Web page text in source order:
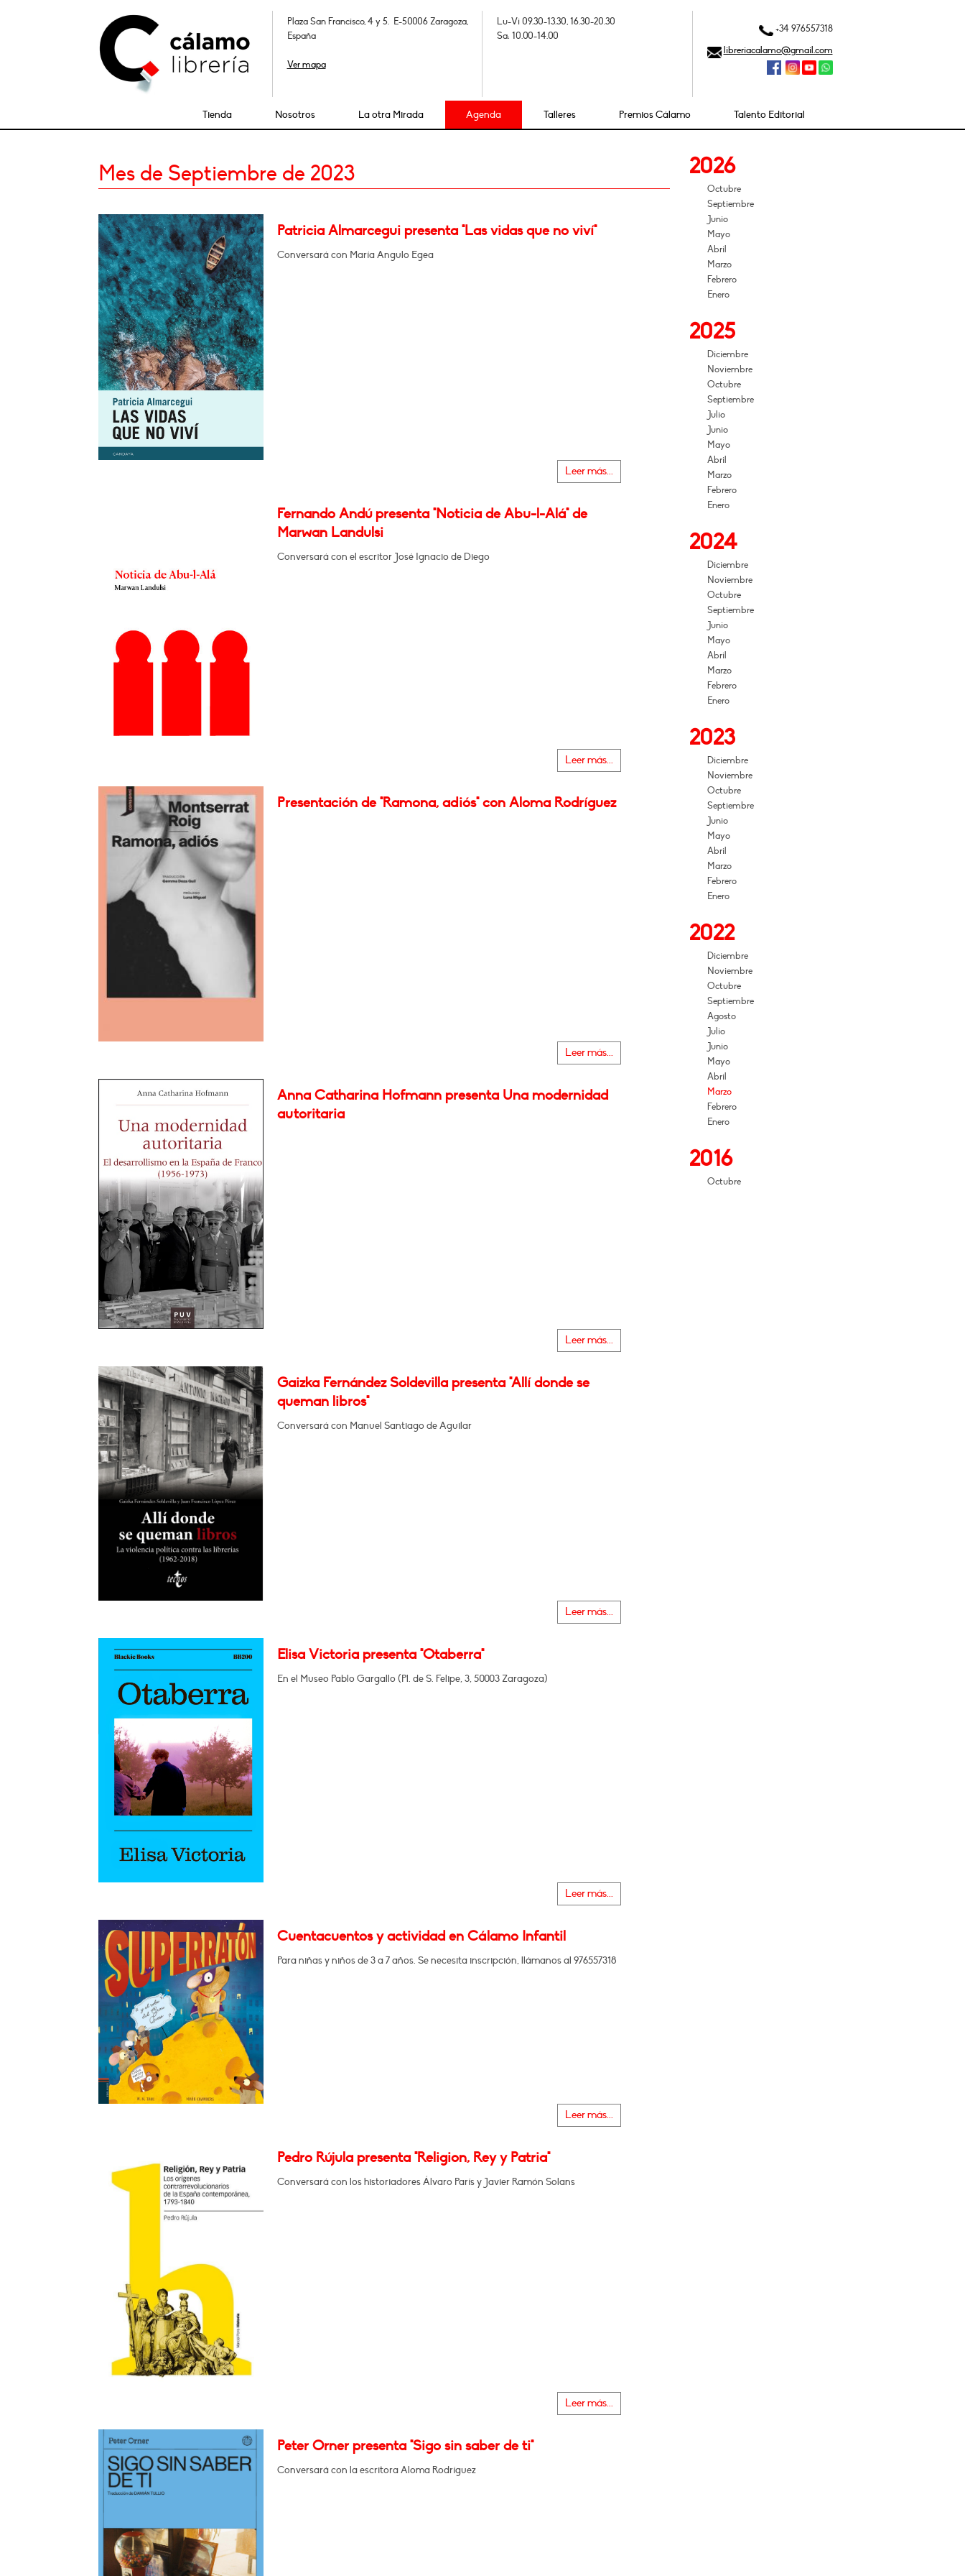
Plaza San Francisco, 4 y 5. E-50006 Zaragoza,
España
Ver mapa
Lu-Vi 09.30-13.30, 16.30-20.30
Sa: 10.00-14.00
+34 976557318
libreriacalamo@gmail.com
Tienda Nosotros La otra Mirada Agenda Talleres Premios Cálamo Talento Editorial
Mes de Septiembre de 2023
Patricia Almarcegui presenta "Las vidas que no viví"
Conversará con María Angulo Egea
Leer más...
Fernando Andú presenta "Noticia de Abu-l-Alá" de
Marwan Landulsi
Conversará con el escritor José Ignacio de Diego
Leer más...
Presentación de "Ramona, adiós" con Aloma Rodríguez
Leer más...
Anna Catharina Hofmann presenta Una modernidad
autoritaria
Leer más...
Gaizka Fernández Soldevilla presenta "Allí donde se
queman libros"
Conversará con Manuel Santiago de Aguilar
Leer más...
Elisa Victoria presenta "Otaberra"
En el Museo Pablo Gargallo (Pl. de S. Felipe, 3, 50003 Zaragoza)
Leer más...
Cuentacuentos y actividad en Cálamo Infantil
Para niñas y niños de 3 a 7 años. Se necesita inscripción, llámanos al 976557318
Leer más...
Pedro Rújula presenta "Religion, Rey y Patria"
Conversará con los historiadores Álvaro París y Javier Ramón Solans
Leer más...
Peter Orner presenta "Sigo sin saber de ti"
Conversará con la escritora Aloma Rodríguez
2026
Octubre
Septiembre
Junio
Mayo
Abril
Marzo
Febrero
Enero
2025
Diciembre
Noviembre
Octubre
Septiembre
Julio
Junio
Mayo
Abril
Marzo
Febrero
Enero
2024
Diciembre
Noviembre
Octubre
Septiembre
Junio
Mayo
Abril
Marzo
Febrero
Enero
2023
Diciembre
Noviembre
Octubre
Septiembre
Junio
Mayo
Abril
Marzo
Febrero
Enero
2022
Diciembre
Noviembre
Octubre
Septiembre
Agosto
Julio
Junio
Mayo
Abril
Marzo
Febrero
Enero
2016
Octubre